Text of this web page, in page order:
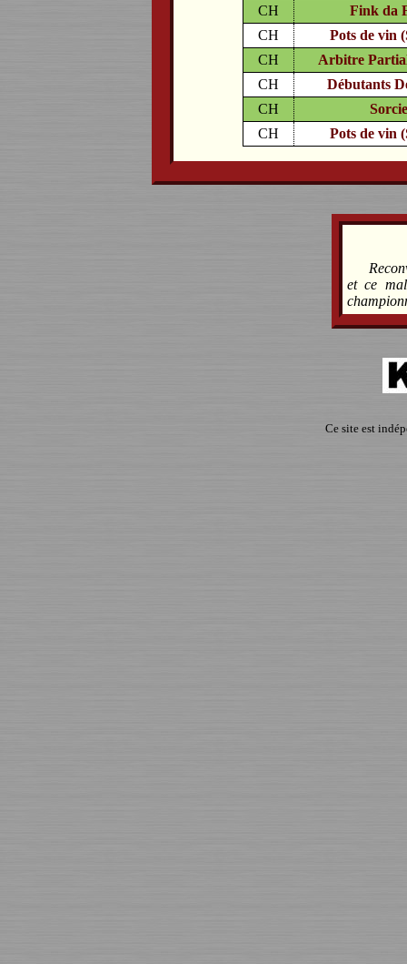
CH
Fink da
CH
Pots de vin
CH
Arbitre
CH
Débutants
CH
CH
Pots de vin
et ce
Ce site est